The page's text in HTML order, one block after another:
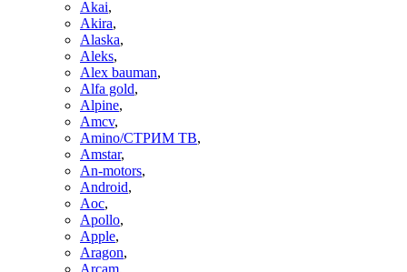
Akai,
Akira,
Alaska,
Aleks,
Alex bauman,
Alfa gold,
Alpine,
Amcv,
Amino/СТРИМ ТВ,
Amstar,
An-motors,
Android,
Aoc,
Apollo,
Apple,
Aragon,
Arcam,